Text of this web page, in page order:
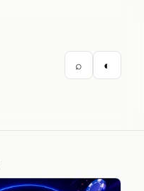
⌕ ◐